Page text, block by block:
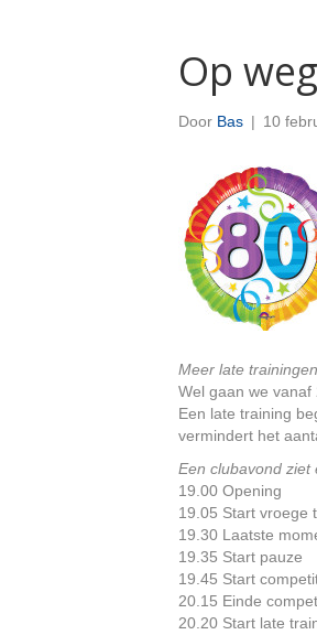
Op
Door Bas | 10
Meer late trainingen
Wel gaan we vanaf
Een late training
vermindert het
Een clubavond ziet
19.00 Opening
19.05 Start vroege
19.30 Laatste
19.35 Start pauze
19.45 Start
20.15 Einde
20.20 Start late